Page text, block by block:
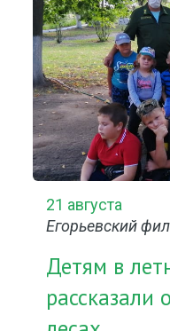
21 августа
Егорьевский
Детям в
рассказали